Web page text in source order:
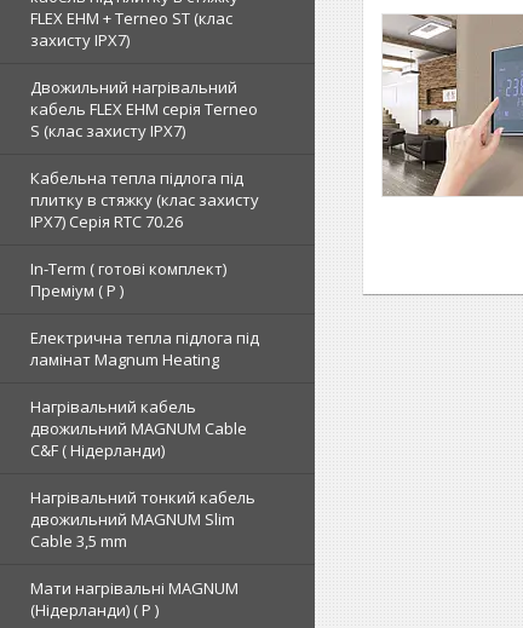
FLEX EHM + Terneo ST (клас
захисту IPX7)
Двожильний нагрівальний
кабель FLEX EHM серія Terneo
S (клас захисту IPX7)
Кабельна тепла підлога під
плитку в стяжку (клас захисту
IPX7) Серія RTC 70.26
In-Term ( готові комплект)
Преміум ( Р )
Електрична тепла підлога під
ламінат Magnum Heating
Нагрівальний кабель
двожильний MAGNUM Cable
C&F ( Нідерланди)
Нагрівальний тонкий кабель
двожильний MAGNUM Slim
Cable 3,5 mm
Мати нагрівальні MAGNUM
(Нідерланди) ( Р )